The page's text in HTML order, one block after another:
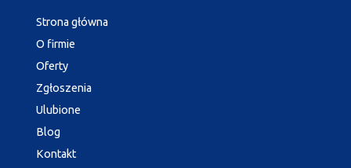
Strona główna
O firmie
Oferty
Zgłoszenia
Ulubione
Blog
Kontakt